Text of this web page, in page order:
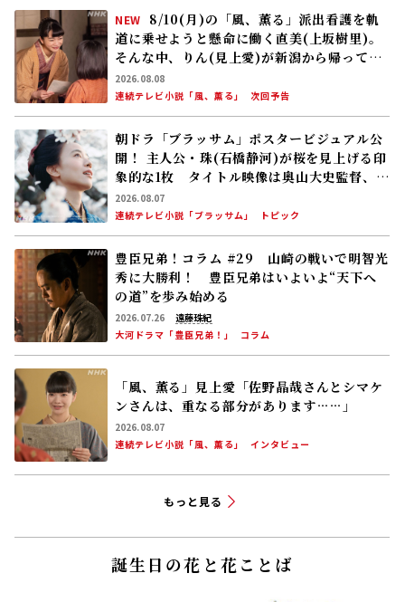
NEW
8/10(月)の「風、薫る」派出看護を軌
道に乗せようと懸命に働く直美(上坂樹里)。
そんな中、りん(見上愛)が新潟から帰ってく
る
2026.08.08
連続テレビ小説「風、薫る」
次回予告
朝ドラ「ブラッサム」ポスタービジュアル公
開！ 主人公・珠(石橋静河)が桜を見上げる印
象的な1枚 タイトル映像は奥山大史監督、語
りは三條雅幸アナ 2026年度後期放送
2026.08.07
連続テレビ小説「ブラッサム」
トピック
豊臣兄弟！コラム #29 山崎の戦いで明智光
秀に大勝利！ 豊臣兄弟はいよいよ“天下へ
の道”を歩み始める
2026.07.26
遠藤珠紀
大河ドラマ「豊臣兄弟！」
コラム
「風、薫る」見上愛「佐野晶哉さんとシマケ
ンさんは、重なる部分があります……」
2026.08.07
連続テレビ小説「風、薫る」
インタビュー
もっと見る
誕生日の花と花ことば